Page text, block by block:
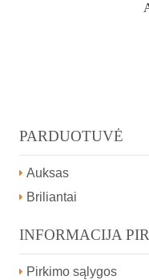
PARDUOTUVĖ
Auksas
Briliantai
INFORMACIJA
Pirkimo sąlygos